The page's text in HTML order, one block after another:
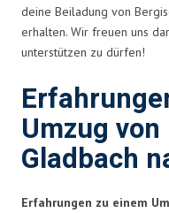
deine Beiladung von
erhalten. Wir freuen uns
unterstützen zu dürfen!
Umzug
Gladbach
Erfahrungen zu einem